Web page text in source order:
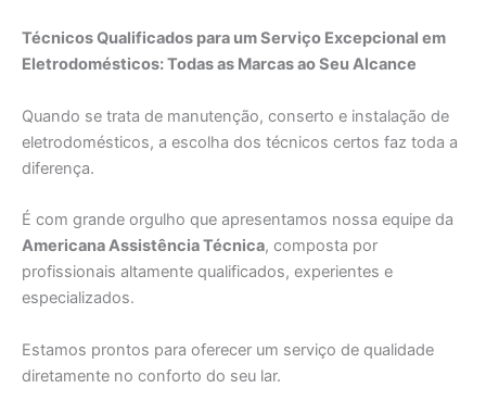
Técnicos Qualificados para um Serviço Excepcional em
Eletrodomésticos: Todas as Marcas ao Seu Alcance
Quando se trata de manutenção, conserto e instalação de
eletrodomésticos, a escolha dos técnicos certos faz toda a
diferença.
É com grande orgulho que apresentamos nossa equipe da
Americana Assistência Técnica, composta por
profissionais altamente qualificados, experientes e
especializados.
Estamos prontos para oferecer um serviço de qualidade
diretamente no conforto do seu lar.